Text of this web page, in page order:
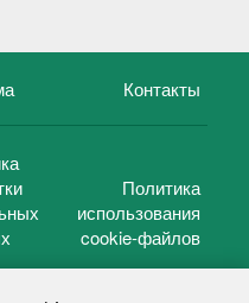
Контакты
Политика
использования
cookie-файлов